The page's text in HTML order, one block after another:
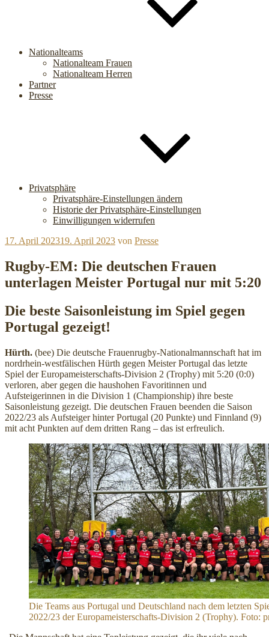
Nationalteams
Nationalteam Frauen
Nationalteam Herren
Partner
Presse
Privatsphäre
Privatsphäre-Einstellungen ändern
Historie der Privatsphäre-Einstellungen
Einwilligungen widerrufen
Veröffentlicht
17. April 202319. April 2023 von Presse
Rugby-EM: Die deutschen Frauen
unterlagen Meister Portugal nur mit 5:20
Die beste Saisonleistung im Spiel gegen
Portugal gezeigt!
Hürth. (bee) Die deutsche Frauenrugby-Nationalmannschaft hat im
nordrhein-westfälischen Hürth gegen Meister Portugal das letzte
Spiel der Europameisterschafts-Division 2 (Trophy) mit 5:20 (0:0)
verloren, aber gegen die haushohen Favoritinnen und
Aufsteigerinnen in die Division 1 (Championship) ihre beste
Saisonleistung gezeigt. Die deutschen Frauen beenden die Saison
2022/23 als Aufsteiger hinter Portugal (20 Punkte) und Finnland (9)
mit acht Punkten auf dem dritten Rang – das ist erfreulich.
Die Teams aus Portugal und Deutschland nach dem letzten
2022/23 der Europameisterschafts-Division 2 (Trophy). Foto: